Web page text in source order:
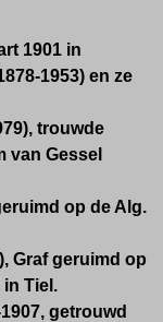
1901 in
1953) en ze
trouwde
van Gessel
op de Alg.
Graf geruimd op
Tiel.
getrouwd